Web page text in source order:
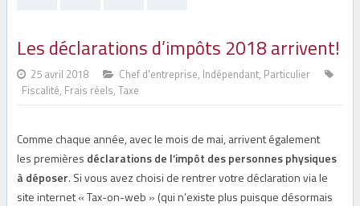
Les déclarations d’impôts 2018 arrivent!
25 avril 2018 Chef d'entreprise, Indépendant, Particulier
Fiscalité, Frais réels, Taxe
Comme chaque année, avec le mois de mai, arrivent également
les premières déclarations de l’impôt des personnes physiques
à déposer. Si vous avez choisi de rentrer votre déclaration via le
site internet « Tax-on-web » (qui n’existe plus puisque désormais